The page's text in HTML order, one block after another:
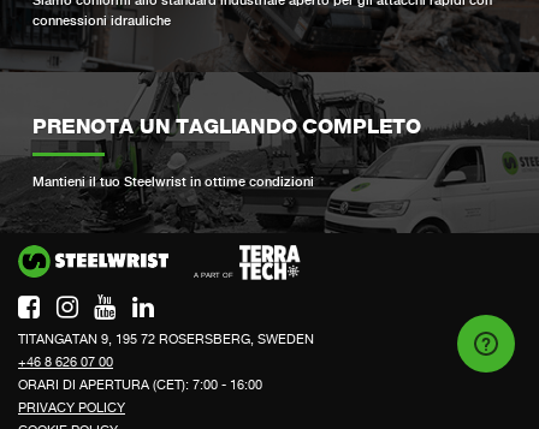
connessioni idrauliche
PRENOTA UN TAGLIANDO COMPLETO
Mantieni il tuo Steelwrist in ottime condizioni
TITANGATAN 9, 195 72 ROSERSBERG, SWEDEN
+46 8 626 07 00
ORARI DI APERTURA (CET): 7:00 - 16:00
PRIVACY POLICY